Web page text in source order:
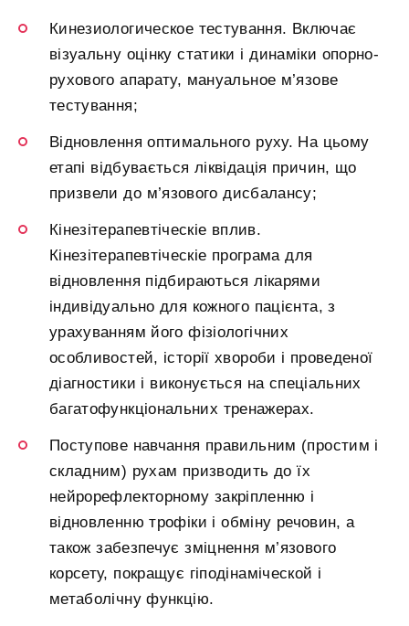
Кинезиологическое тестування. Включає
візуальну оцінку статики і динаміки опорно-
рухового апарату, мануальное м’язове
тестування;
Відновлення оптимального руху. На цьому
етапі відбувається ліквідація причин, що
призвели до м’язового дисбалансу;
Кінезітерапевтіческіе вплив.
Кінезітерапевтіческіе програма для
відновлення підбираються лікарями
індивідуально для кожного пацієнта, з
урахуванням його фізіологічних
особливостей, історії хвороби і проведеної
діагностики і виконується на спеціальних
багатофункціональних тренажерах.
Поступове навчання правильним (простим і
складним) рухам призводить до їх
нейрорефлекторному закріпленню і
відновленню трофіки і обміну речовин, а
також забезпечує зміцнення м’язового
корсету, покращує гіподінаміческой і
метаболічну функцію.